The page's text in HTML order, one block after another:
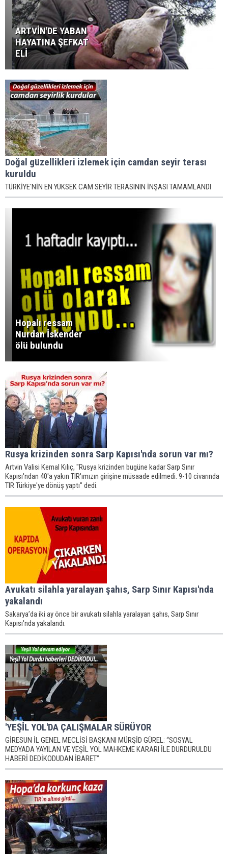
ARTVİN'DE YABAN
HAYATINA ŞEFKAT
ELİ
Doğal güzellikleri izlemek için camdan seyir terası
kuruldu
TÜRKİYE'NİN EN YÜKSEK CAM SEYİR TERASININ İNŞASI TAMAMLANDI
Hopalı ressam
Nurdan İskender
ölü bulundu
Rusya krizinden sonra Sarp Kapısı'nda sorun var mı?
Artvin Valisi Kemal Kılıç, "Rusya krizinden bugüne kadar Sarp Sınır
Kapısı'ndan 40'a yakın TIR'ımızın girişine müsaade edilmedi. 9-10 civarında
TIR Türkiye'ye dönüş yaptı" dedi.
Avukatı silahla yaralayan şahıs, Sarp Sınır Kapısı'nda
yakalandı
Sakarya’da iki ay önce bir avukatı silahla yaralayan şahıs, Sarp Sınır
Kapısı'nda yakalandı.
'YEŞİL YOL'DA ÇALIŞMALAR SÜRÜYOR
GİRESUN İL GENEL MECLİSİ BAŞKANI MÜRŞİD GÜREL: “SOSYAL
MEDYADA YAYILAN VE YEŞİL YOL MAHKEME KARARI İLE DURDURULDU
HABERİ DEDİKODUDAN İBARET”